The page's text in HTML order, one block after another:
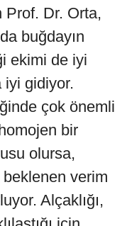
Prof. Dr. Orta,
buğdayın
ekimi de iyi
iyi gidiyor.
çok önemli
bir
olursa,
verim
Alçaklığı,